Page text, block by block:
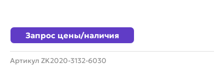
Запрос цены/наличия
Артикул ZK2020-3132-6030